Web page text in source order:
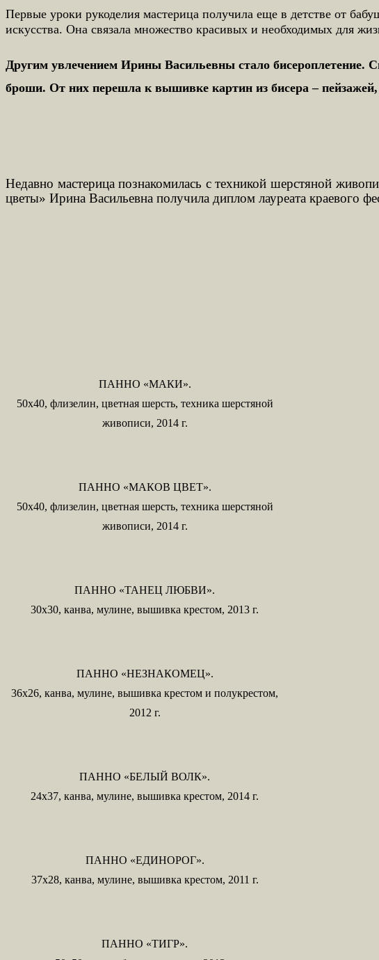
Первые уроки рукоделия мастерица получила еще в детстве от
искусства. Она связала множество красивых и необходимых для
Другим увлечением Ирины Васильевны стало бисероплетение.
броши. От них перешла к вышивке картин из бисера –
Недавно мастерица познакомилась с техникой шерстяной
цветы» Ирина Васильевна получила диплом лауреата краевого
ПАННО «МАКИ».
50х40, флизелин, цветная шерсть, техника шерстяной
живописи, 2014 г.
ПАННО «МАКОВ ЦВЕТ».
50х40, флизелин, цветная шерсть, техника шерстяной
живописи, 2014 г.
ПАННО «ТАНЕЦ ЛЮБВИ».
30х30, канва, мулине, вышивка крестом, 2013 г.
ПАННО «НЕЗНАКОМЕЦ».
36х26, канва, мулине, вышивка крестом и полукрестом,
2012 г.
ПАННО «БЕЛЫЙ ВОЛК».
24х37, канва, мулине, вышивка крестом, 2014 г.
ПАННО «ЕДИНОРОГ».
37х28, канва, мулине, вышивка крестом, 2011 г.
ПАННО «ТИГР».